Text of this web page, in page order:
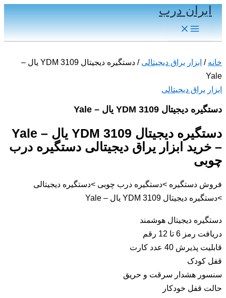
پرش
به
محتوا
ایران درب
Main
Menu
خانه / ابزار یراق دیجیتالی
/ دستگیره دیجیتال YDM 3109 یال –
Yale
ابزار یراق دیجیتالی
دستگیره دیجیتال YDM 3109 یال – Yale
دستگیره دیجیتال YDM 3109 یال – Yale
– خرید ابزار یراق دیجیتالی دستگیره درب
چوبی
فروش دستگیره >دستگیره درب چوبی >دستگیره دیجیتالی
>دستگیره دیجیتال YDM 3109 یال – Yale
دستگیره دیجیتال هوشمند
دریافت رمز 6 تا 12 رقم
قابلیت پذیرش 40 عدد کارت
قفل کودک
سنسور هشدار سرقت و حریق
حالت قفل خودکار